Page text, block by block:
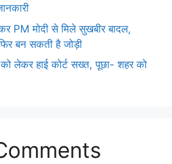
PM मोदी से मिले सुखबीर बादल,
बन सकती है जोड़ी
लेकर हाई कोर्ट सख्त, पूछा- शहर को